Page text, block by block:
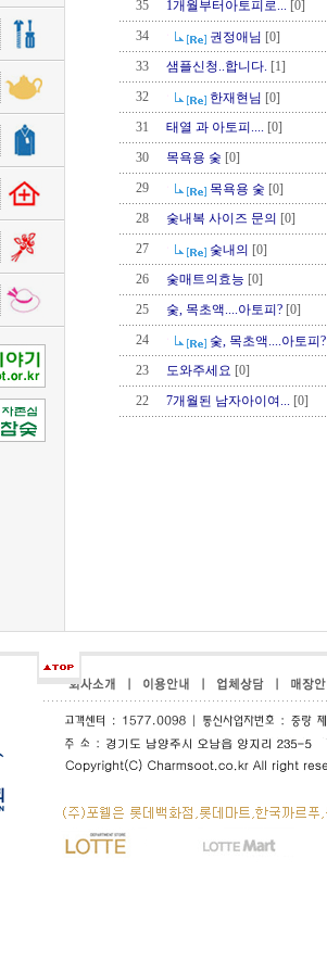
35 1개월부터아토피로... [0]
34
권정애님 [0]
33
샘플신청..합니다. [1]
32
한재현님 [0]
31
태열 과 아토피.... [0]
30
목욕용 숯 [0]
29
목욕용 숯 [0]
28
숯내복 사이즈 문의 [0]
27
숯내의 [0]
26
숯매트의효능 [0]
25
숯, 목초액....아토피? [0]
24
숯, 목초액....아토피?
23
도와주세요 [0]
22
7개월된 남자아이여... [0]